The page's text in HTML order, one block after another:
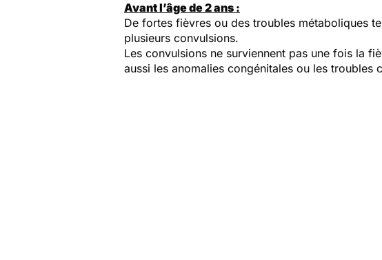
Avant l’âge de 2 ans :
De fortes fièvres ou des troubles métaboliques
plusieurs convulsions.
Les convulsions ne surviennent pas une fois la
aussi les anomalies congénitales ou les troubles